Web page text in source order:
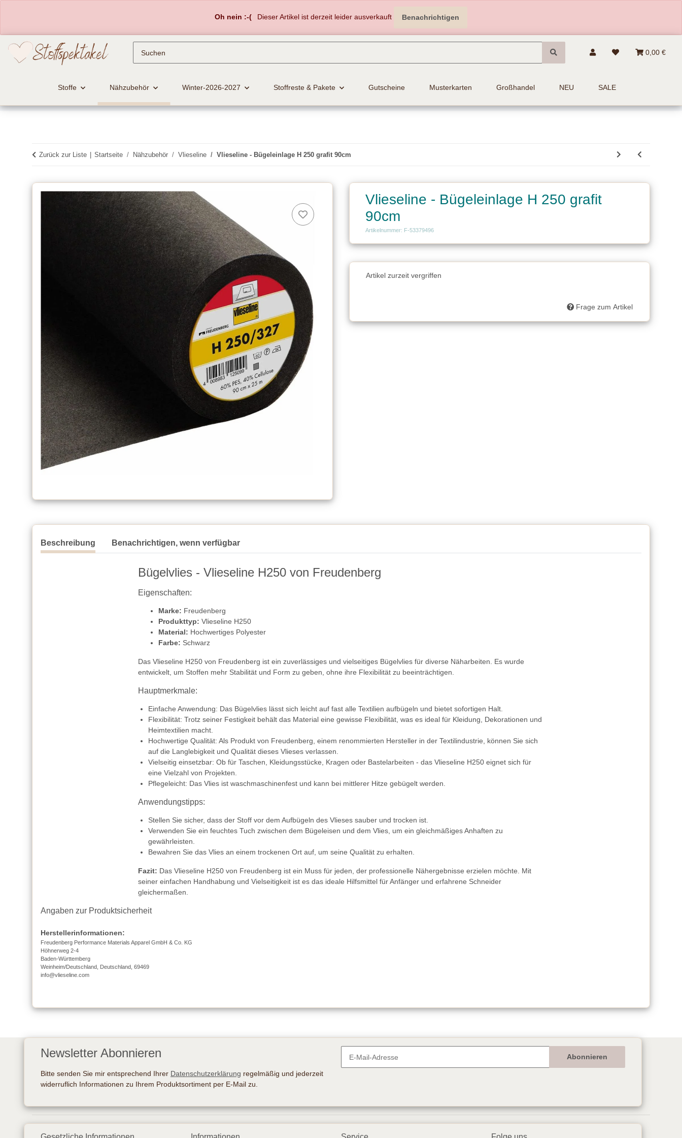
Oh nein :-( Dieser Artikel ist derzeit leider ausverkauft Benachrichtigen
0,00 €
Stoffe Nähzubehör Winter-2026-2027 Stoffreste & Pakete Gutscheine Musterkarten Großhandel NEU SALE
Zurück zur Liste Startseite Nähzubehör Vlieseline Vlieseline - Bügeleinlage H 250 grafit 90cm
Vlieseline - Bügeleinlage H 250 grafit
90cm
Artikelnummer: F-53379496
Charge
ChargeArtikel zurzeit vergriffen
Frage zum Artikel
Beschreibung Benachrichtigen, wenn verfügbar
Bügelvlies - Vlieseline H250 von Freudenberg
Eigenschaften:
Marke: Freudenberg
Produkttyp: Vlieseline H250
Material: Hochwertiges Polyester
Farbe: Schwarz
Das Vlieseline H250 von Freudenberg ist ein zuverlässiges und vielseitiges Bügelvlies für diverse Näharbeiten. Es wurde
entwickelt, um Stoffen mehr Stabilität und Form zu geben, ohne ihre Flexibilität zu beeinträchtigen.
Hauptmerkmale:
Einfache Anwendung: Das Bügelvlies lässt sich leicht auf fast alle Textilien aufbügeln und bietet sofortigen Halt.
Flexibilität: Trotz seiner Festigkeit behält das Material eine gewisse Flexibilität, was es ideal für Kleidung, Dekorationen und
Heimtextilien macht.
Hochwertige Qualität: Als Produkt von Freudenberg, einem renommierten Hersteller in der Textilindustrie, können Sie sich
auf die Langlebigkeit und Qualität dieses Vlieses verlassen.
Vielseitig einsetzbar: Ob für Taschen, Kleidungsstücke, Kragen oder Bastelarbeiten - das Vlieseline H250 eignet sich für
eine Vielzahl von Projekten.
Pflegeleicht: Das Vlies ist waschmaschinenfest und kann bei mittlerer Hitze gebügelt werden.
Anwendungstipps:
Stellen Sie sicher, dass der Stoff vor dem Aufbügeln des Vlieses sauber und trocken ist.
Verwenden Sie ein feuchtes Tuch zwischen dem Bügeleisen und dem Vlies, um ein gleichmäßiges Anhaften zu
gewährleisten.
Bewahren Sie das Vlies an einem trockenen Ort auf, um seine Qualität zu erhalten.
Fazit: Das Vlieseline H250 von Freudenberg ist ein Muss für jeden, der professionelle Nähergebnisse erzielen möchte. Mit
seiner einfachen Handhabung und Vielseitigkeit ist es das ideale Hilfsmittel für Anfänger und erfahrene Schneider
gleichermaßen.
Angaben zur Produktsicherheit
Herstellerinformationen:
Freudenberg Performance Materials Apparel GmbH & Co. KG
Höhnerweg 2-4
Baden-Württemberg
Weinheim/Deutschland, Deutschland, 69469
info@vlieseline.com
Newsletter Abonnieren
Bitte senden Sie mir entsprechend Ihrer Datenschutzerklärung regelmäßig und jederzeit
widerruflich Informationen zu Ihrem Produktsortiment per E-Mail zu.
Abonnieren